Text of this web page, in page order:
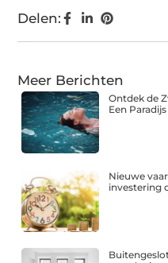
Delen:
Meer Berichten
Ontdek de
Een
Nieuwe
investering